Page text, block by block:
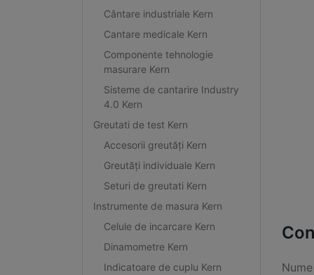
Cântare industriale Kern
Cantare medicale Kern
Componente tehnologie
masurare Kern
Sisteme de cantarire Industry
4.0 Kern
Greutati de test Kern
Accesorii greutăți Kern
Greutăți individuale Kern
Seturi de greutati Kern
Instrumente de masura Kern
Celule de incarcare Kern
Dinamometre Kern
Indicatoare de cuplu Kern